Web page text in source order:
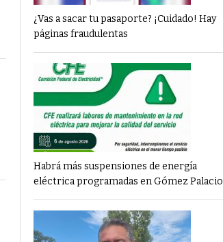
¿Vas a sacar tu pasaporte? ¡Cuidado! Hay
páginas fraudulentas
Habrá más suspensiones de energía
eléctrica programadas en Gómez Palacio